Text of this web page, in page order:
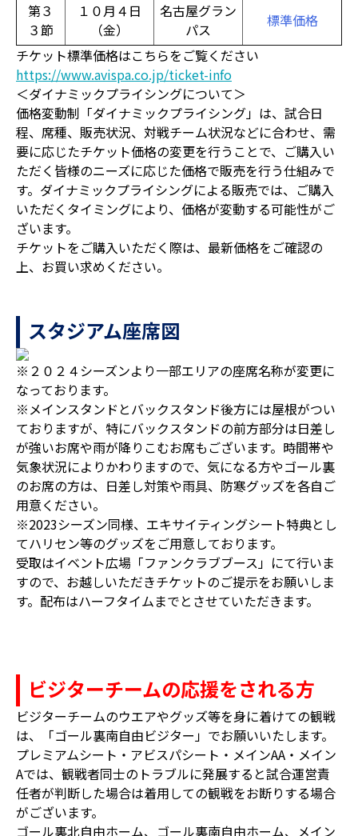
第３
３節
１０月４日
（金）
名古屋グラン
パス
標準価格
チケット標準価格はこちらをご覧ください
https://www.avispa.co.jp/ticket-info
＜ダイナミックプライシングについて＞
価格変動制「ダイナミックプライシング」は、試合日
程、席種、販売状況、対戦チーム状況などに合わせ、需
要に応じたチケット価格の変更を行うことで、ご購入い
ただく皆様のニーズに応じた価格で販売を行う仕組みで
す。ダイナミックプライシングによる販売では、ご購入
いただくタイミングにより、価格が変動する可能性がご
ざいます。
チケットをご購入いただく際は、最新価格をご確認の
上、お買い求めください。
スタジアム座席図
※２０２４シーズンより一部エリアの座席名称が変更に
なっております。
※メインスタンドとバックスタンド後方には屋根がつい
ておりますが、特にバックスタンドの前方部分は日差し
が強いお席や雨が降りこむお席もございます。時間帯や
気象状況によりかわりますので、気になる方やゴール裏
のお席の方は、日差し対策や雨具、防寒グッズを各自ご
用意ください。
※2023シーズン同様、エキサイティングシート特典とし
てハリセン等のグッズをご用意しております。
受取はイベント広場「ファンクラブブース」にて行いま
すので、お越しいただきチケットのご提示をお願いしま
す。配布はハーフタイムまでとさせていただきます。
ビジターチームの応援をされる方
ビジターチームのウエアやグッズ等を身に着けての観戦
は、「ゴール裏南自由ビジター」でお願いいたします。
プレミアムシート・アビスパシート・メインAA・メイン
Aでは、観戦者同士のトラブルに発展すると試合運営責
任者が判断した場合は着用しての観戦をお断りする場合
がございます。
ゴール裏北自由ホーム、ゴール裏南自由ホーム、メイン